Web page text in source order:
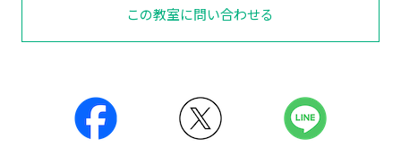
この教室に問い合わせる